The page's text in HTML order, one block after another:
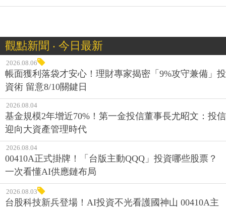
觀點新聞 ‧ 今日最新
2026.08.06
帳面獲利落袋才安心！理財專家揭密「9%攻守兼備」投
資術 留意8/10關鍵日
2026.08.04
基金規模2年增近70%！第一金投信董事長尤昭文：投信
迎向大資產管理時代
2026.08.04
00410A正式掛牌！「台版主動QQQ」投資哪些股票？
一次看懂AI供應鏈布局
2026.08.03
台股科技新兵登場！AI投資不光看護國神山 00410A主